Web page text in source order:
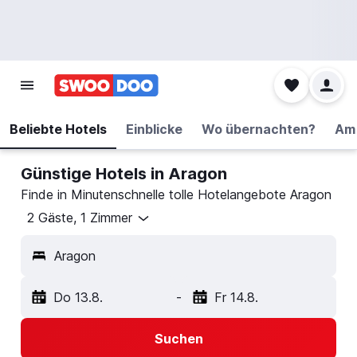
Beliebte Hotels Einblicke Wo übernachten?
Günstige Hotels in Aragon
Finde in Minutenschnelle tolle Hotelangebote Aragon
2 Gäste, 1 Zimmer
Aragon
Do 13.8. - Fr 14.8.
Suchen